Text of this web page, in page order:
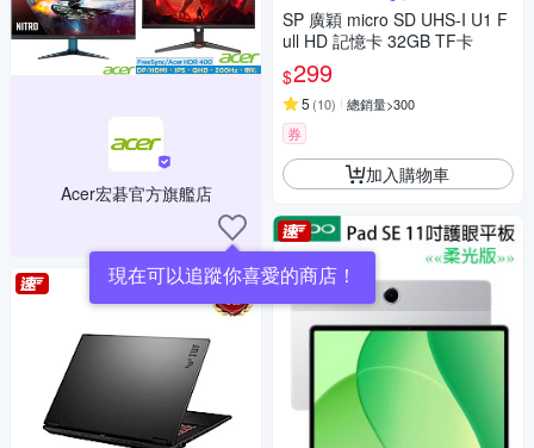
Acer宏碁官方旗艦店
現在可以追蹤你喜愛的商店！
SP 廣穎 micro SD UHS-I U1 F
ull HD 記憶卡 32GB TF卡
$299
5 (10) 總銷量>300
券
加入購物車